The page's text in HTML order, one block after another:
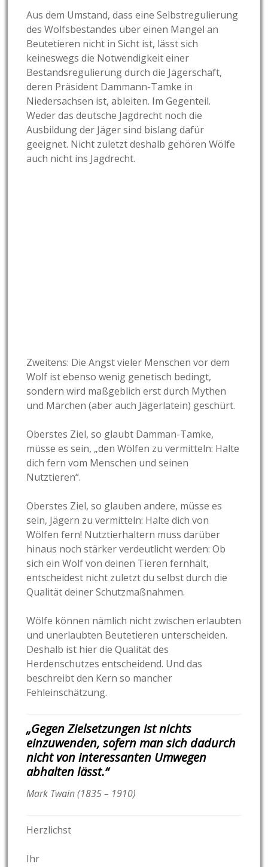
Aus dem Umstand, dass eine Selbstregulierung
des Wolfsbestandes über einen Mangel an
Beutetieren nicht in Sicht ist, lässt sich
keineswegs die Notwendigkeit einer
Bestandsregulierung durch die Jägerschaft,
deren Präsident Dammann-Tamke in
Niedersachsen ist, ableiten. Im Gegenteil.
Weder das deutsche Jagdrecht noch die
Ausbildung der Jäger sind bislang dafür
geeignet. Nicht zuletzt deshalb gehören Wölfe
auch nicht ins Jagdrecht.
Zweitens: Die Angst vieler Menschen vor dem
Wolf ist ebenso wenig genetisch bedingt,
sondern wird maßgeblich erst durch Mythen
und Märchen (aber auch Jägerlatein) geschürt.
Oberstes Ziel, so glaubt Damman-Tamke,
müsse es sein, „den Wölfen zu vermitteln: Halte
dich fern vom Menschen und seinen
Nutztieren“.
Oberstes Ziel, so glauben andere, müsse es
sein, Jägern zu vermitteln: Halte dich von
Wölfen fern! Nutztierhaltern muss darüber
hinaus noch stärker verdeutlicht werden: Ob
sich ein Wolf von deinen Tieren fernhält,
entscheidest nicht zuletzt du selbst durch die
Qualität deiner Schutzmaßnahmen.
Wölfe können nämlich nicht zwischen erlaubten
und unerlaubten Beutetieren unterscheiden.
Deshalb ist hier die Qualität des
Herdenschutzes entscheidend. Und das
beschreibt den Kern so mancher
Fehleinschätzung.
„Gegen Zielsetzungen ist nichts
einzuwenden, sofern man sich dadurch
nicht von interessanten Umwegen
abhalten lässt.“
Mark Twain (1835 – 1910)
Herzlichst
Ihr